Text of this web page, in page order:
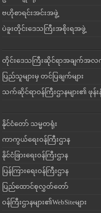
ဗဟိုစာရင်းအင်းအဖွဲ့
ပဲခူးတိုင်းဒေသကြီးအစိုးရအဖွဲ့
တိုင်းဒေသကြီးဆိုင်ရာအချက်အလက်
ပြည်သူများမှ တင်ပြချက်များ
သက်ဆိုင်ရာဝန်ကြီးဌာနများ၏ ဖုန်းနံ
နိုင်ငံတော် သမ္မတရုံး
ကာကွယ်ရေးဝန်ကြီးဌာန
နိုင်ငံခြားရေးဝန်ကြီးဌာန
ပြန်ကြားရေးဝန်ကြီးဌာန
ပြည်ထောင်စုလွှတ်တော်
ဝန်ကြီးဌာနများ၏WebSiteများ